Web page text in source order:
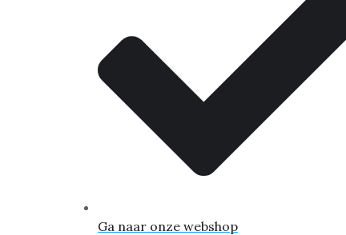
Ga naar onze webshop